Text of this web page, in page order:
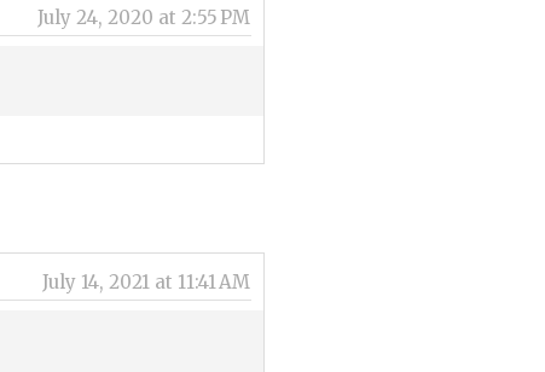
July 24, 2020 at 2:55 PM
July 14, 2021 at 11:41 AM